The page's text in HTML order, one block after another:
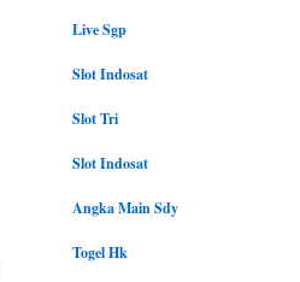
Live Sgp
Slot Indosat
Slot Tri
Slot Indosat
Angka Main Sdy
Togel Hk